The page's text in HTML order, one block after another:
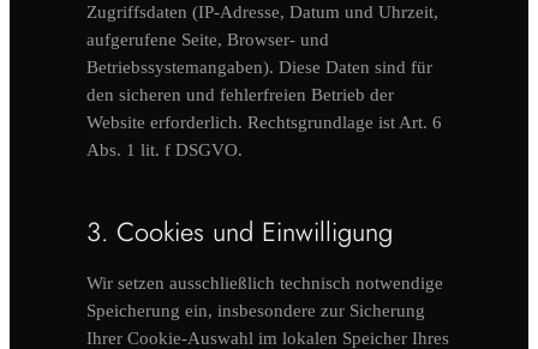
Zugriffsdaten (IP-Adresse, Datum und Uhrzeit,
aufgerufene Seite, Browser- und
Betriebssystemangaben). Diese Daten sind für
den sicheren und fehlerfreien Betrieb der
Website erforderlich. Rechtsgrundlage ist Art. 6
Abs. 1 lit. f DSGVO.
3. Cookies und Einwilligung
Wir setzen ausschließlich technisch notwendige
Speicherung ein, insbesondere zur Sicherung
Ihrer Cookie-Auswahl im lokalen Speicher Ihres